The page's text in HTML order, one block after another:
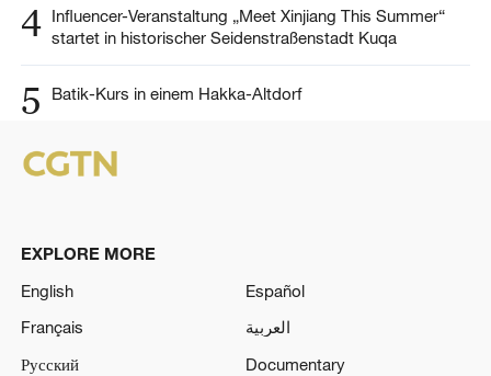
4 Influencer-Veranstaltung „Meet Xinjiang This Summer“
startet in historischer Seidenstraßenstadt Kuqa
5 Batik-Kurs in einem Hakka-Altdorf
EXPLORE MORE
English
Español
Français
العربية
Русский
Documentary